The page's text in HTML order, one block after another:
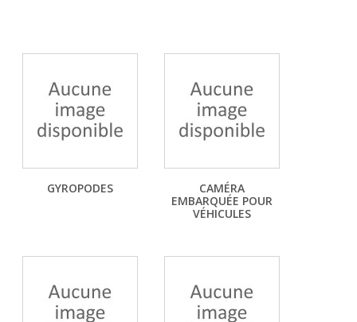
GYROPODES
CAMÉRA
EMBARQUÉE POUR
VÉHICULES